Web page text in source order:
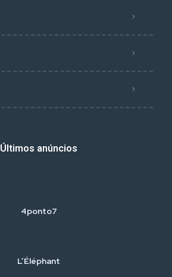
Últimos anúncios
4ponto7
L’Éléphant